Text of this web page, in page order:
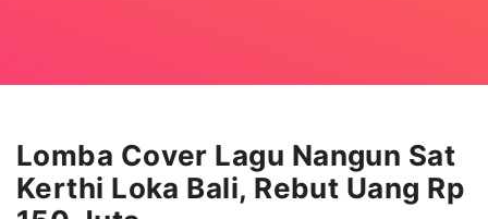
Lomba Cover Lagu Nangun Sat
Kerthi Loka Bali, Rebut Uang Rp